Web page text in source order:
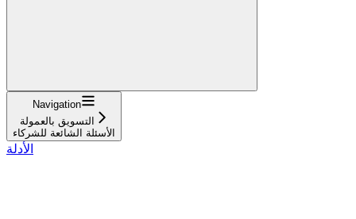
Navigation
التسويق بالعمولة
الأسئلة الشائعة للشركاء
الأدلة